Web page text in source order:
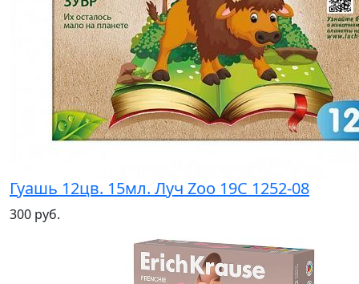
Гуашь 12цв. 15мл. Луч Zoo 19С 1252-08
300 руб.